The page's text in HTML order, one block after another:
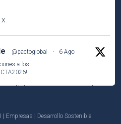
X
@pactoglobal ·
6 Ago
a los
!
31 de agosto.
Empresas | Desarrollo Sostenible